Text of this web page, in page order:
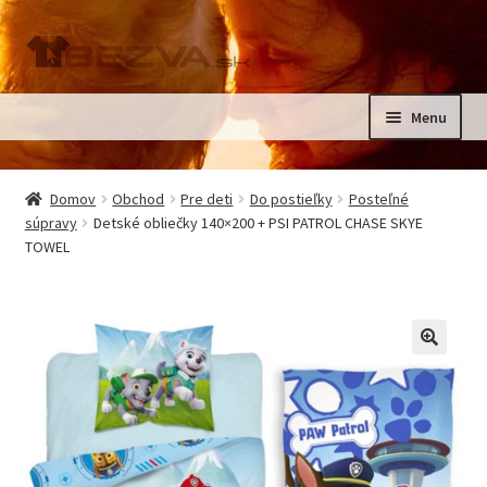
Preskočiť
na
navigáciu
Preskočiť
na
obsah
Menu
Domov
Pre deti
Kontakt
Domov Obchod Pre deti Do postieľky
Posteľné
súpravy
Detské obliečky 140×200 + PSI PATROL CHASE SKYE
TOWEL
🔍